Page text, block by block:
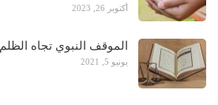
أكتوبر 26, 2023
الموقف النبوي تجاه الظلم
يونيو 5, 2021